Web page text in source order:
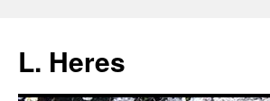
inhoud
L. Heres